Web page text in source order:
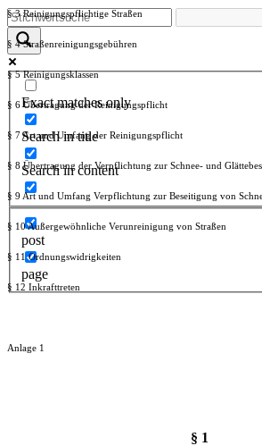
Exact matches only
Search in title
Search in content
post
page
§ 3 Reinigungspflichtige Straßen
§ 4 Straßenreinigungsgebühren
§ 5 Reinigungsklassen
§ 6 Übertragung der Reinigungspflicht
§ 7 Art und Umfang der Reinigungspflicht
§ 8 Übertragung der Verpflichtung zur Schnee- und
§ 9 Art und Umfang Verpflichtung zur Beseitigung von
§ 10 Außergewöhnliche Verunreinigung von Straßen
§ 11 Ordnungswidrigkeiten
§ 12 Inkrafttreten
Anlage 1
§ 1